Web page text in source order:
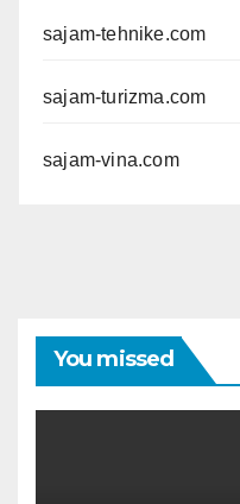
sajam-tehnike.com
sajam-turizma.com
sajam-vina.com
You missed